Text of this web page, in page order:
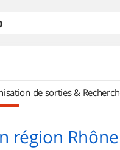
de sorties &
région